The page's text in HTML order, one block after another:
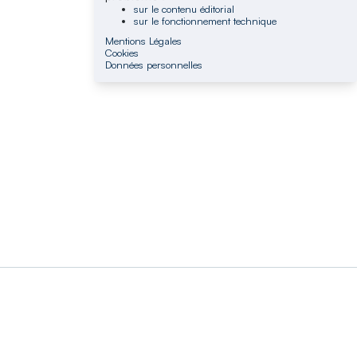
sur le contenu éditorial
sur le fonctionnement technique
Mentions Légales
Cookies
Données personnelles